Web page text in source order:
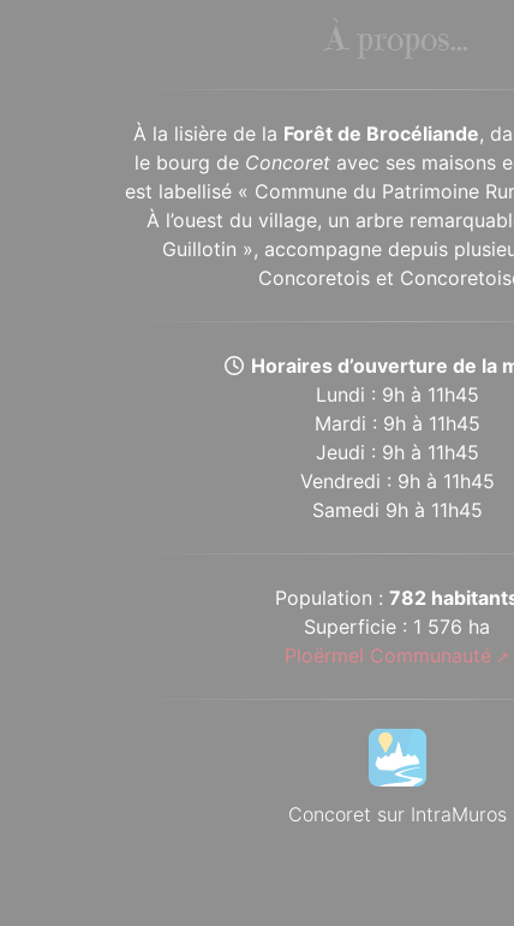
À propos...
À la lisière de la Forêt de Brocéliande,
le bourg de Concoret avec ses maisons
est labellisé « Commune du Patrimoine
À l’ouest du village, un arbre
Guillotin », accompagne depuis
Concoretois et
Horaires d’ouverture de la
Lundi : 9h à 11h45
Mardi : 9h à 11h45
Jeudi : 9h à 11h45
Vendredi : 9h à 11h45
Samedi 9h à 11h45
Population :782
Superficie : 1 576 ha
Ploërmel Communauté
Concoret sur IntraMuros